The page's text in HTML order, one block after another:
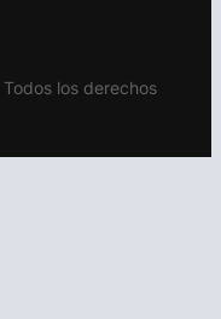
los derechos